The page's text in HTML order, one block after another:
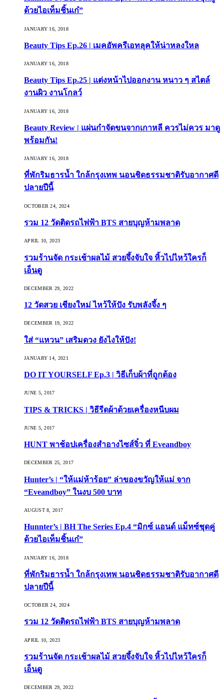
ด้วยไอเท็มชิ้นเก๋”
JANUARY 16, 2018
Beauty Tips Ep.26 | เมคอัพครีเอทลุคให้น่าหลงใหล
JANUARY 16, 2018
Beauty Tips Ep.25 | แต่งหน้าไปออกงาน หนาว ๆ สไตล์
งานผิว งานโกลว์
JANUARY 16, 2018
Beauty Review | แผ่นกำจัดขนจากเกาหลี ควรไม่ควร มาดู
พร้อมกัน!
JANUARY 16, 2018
ที่พักริมธารน้ำ ใกล้กรุงเทพ นอนชิดธรรมชาติรับอากาศดี
ปลายปีนี้
OCTOBER 24, 2024
รวม 12 วัดติดรถไฟฟ้า BTS สายบุญห้ามพลาด
APRIL 10, 2023
รวมร้านจัด กระเช้าผลไม้ สวยจึ้งจับใจ หิ้วไปไหว้ใครก็
เอ็นดู
DECEMBER 29, 2022
12 วัดสวย เชียงใหม่ ไหว้ให้ปัง รับพลังจึ้ง ๆ
DECEMBER 19, 2022
ใส่ “แหวน” เสริมดวง ยังไงให้ปัง!
JANUARY 14, 2021
DO IT YOURSELF Ep.3 | วิธีเก็บผ้าที่ถูกต้อง
JUNE 5, 2017
TIPS & TRICKS | วิธีรีดผ้าด้วยเครื่องหนีบผม
JUNE 5, 2017
HUNT พาช้อปเครื่องสำอางไซส์จิ๋ว ที่ Eveandboy
DECEMBER 25, 2017
Hunter’s | “ให้แม่ห้าร้อย” ล่าของขวัญให้แม่ จาก
“Eveandboy” ในงบ 500 บาท
AUGUST 8, 2017
Hunnter’s | BH The Series Ep.4 “มิกซ์ แอนด์ แม็ทซ์ชุดคู่
ด้วยไอเท็มชิ้นเก๋”
JANUARY 16, 2018
ที่พักริมธารน้ำ ใกล้กรุงเทพ นอนชิดธรรมชาติรับอากาศดี
ปลายปีนี้
OCTOBER 24, 2024
รวม 12 วัดติดรถไฟฟ้า BTS สายบุญห้ามพลาด
APRIL 10, 2023
รวมร้านจัด กระเช้าผลไม้ สวยจึ้งจับใจ หิ้วไปไหว้ใครก็
เอ็นดู
DECEMBER 29, 2022